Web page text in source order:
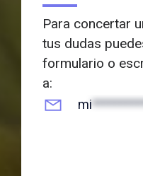
Para concertar
tus dudas
formulario o
a:
mi